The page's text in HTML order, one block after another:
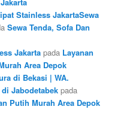
Stainless JakartaSewa
Sewa Tenda, Sofa Dan
Jakarta pada Layanan
Area Depok
di Bekasi | WA.
Jabodetabek pada
Putih Murah Area Depok